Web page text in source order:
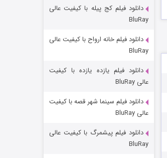
شوهر
دانلود فیلم کج‌ پیله با کیفیت عالی
BluRay
دانلود فیلم خانه ارواح با کیفیت عالی
BluRay
دانلود فیلم یازده یازده با کیفیت
عالی BluRay
دانلود فیلم سینما شهر قصه با کیفیت
عالی BluRay
دانلود فیلم پیشمرگ با کیفیت عالی
BluRay